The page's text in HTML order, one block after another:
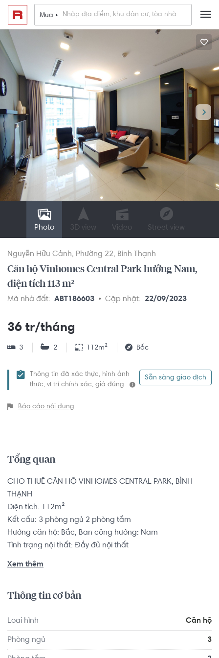
Mua •
Photo 3D view Video Street view
Nguyễn Hữu Cảnh Phường 22 Bình Thạnh
Căn hộ Vinhomes Central Park hướng Nam,
diện tích 113 m²
Mã nhà đất: ABT186603 Cập nhật: 22/09/2023
36 tr/tháng
3 2 112m² Bắc
Thông tin đã xác thực, hình ảnh
thực, vị trí chính xác, giá đúng
Sẵn sàng giao dịch
Báo cáo nội dung
Tổng quan
CHO THUÊ CĂN HỘ VINHOMES CENTRAL PARK, BÌNH
THẠNH
Diện tích: 112m²
Kết cấu: 3 phòng ngủ 2 phòng tắm
Hướng căn hộ: Bắc, Ban công hướng: Nam
Tình trạng nội thất: Đầy đủ nội thất
đến trung tâm thành phố và các quận lân cận chỉ chưa
tuyến Metro giúp cho việc đi lại thêm dễ dàng hơn.
Xem thêm
Thông tin cơ bản
Loại hình Căn hộ
Phòng ngủ 3